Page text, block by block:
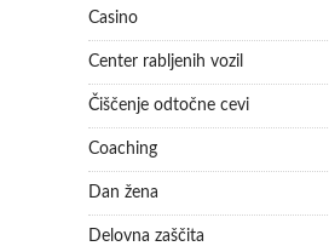
Casino
Center rabljenih vozil
Čiščenje odtočne cevi
Coaching
Dan žena
Delovna zaščita